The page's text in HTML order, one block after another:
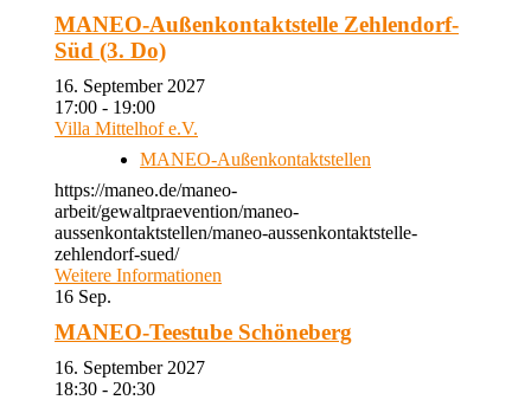
MANEO-Außenkontaktstelle Zehlendorf-
Süd (3. Do)
16. September 2027
17:00 - 19:00
Villa Mittelhof e.V.
MANEO-Außenkontaktstellen
https://maneo.de/maneo-
arbeit/gewaltpraevention/maneo-
aussenkontaktstellen/maneo-aussenkontaktstelle-
zehlendorf-sued/
Weitere Informationen
16 Sep.
MANEO-Teestube Schöneberg
16. September 2027
18:30 - 20:30